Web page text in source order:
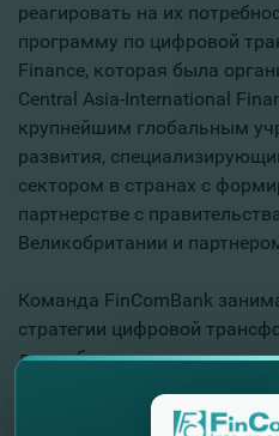
реагировать на их
программу по цифровой
Finance, которая была
Central Asia-International
крупнейшим глобальным
развития,
сектором в странах с
партнерстве с
Великобритании и
Команда FinComBank
стратегии цифровой
для себя множество разных
которые, без сомнения,
процессов трансформации